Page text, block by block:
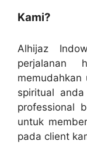
Kami?
Alhijaz
perjalanan
memudahkan
spiritual
professional
untuk
pada client